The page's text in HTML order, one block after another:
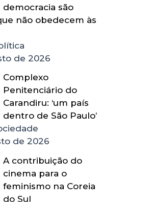
democracia são
não obedecem às
de 2026
Complexo
Penitenciário do
Carandiru: ‘um país
dentro de São Paulo’
de 2026
A contribuição do
cinema para o
feminismo na Coreia
do Sul